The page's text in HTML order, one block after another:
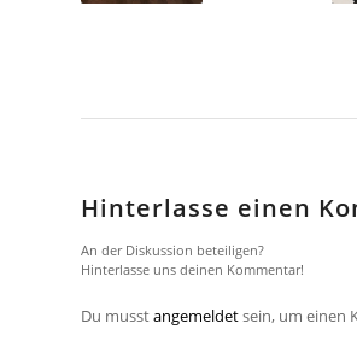
Hinterlasse einen
An der Diskussion beteiligen?
Hinterlasse uns deinen Kommentar!
Du musstangemeldetsein, um einen